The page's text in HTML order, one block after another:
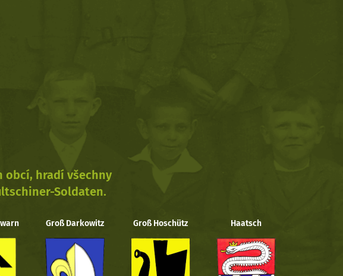
obcí, hradí všechny
Soldaten.
Groß Darkowitz Groß Hoschütz Haatsch